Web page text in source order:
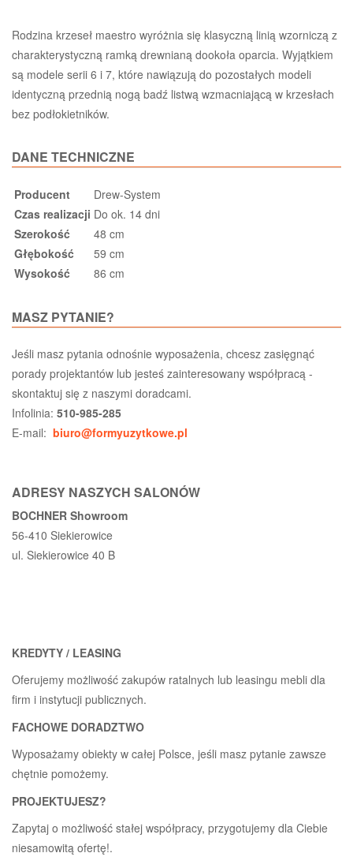
Rodzina krzeseł maestro wyróżnia się klasyczną linią wzorniczą z
charakterystyczną ramką drewnianą dookoła oparcia. Wyjątkiem
są modele serii 6 i 7, które nawiązują do pozostałych modeli
identyczną przednią nogą badź listwą wzmacniającą w krzesłach
bez podłokietników.
DANE TECHNICZNE
Producent
Drew-System
Czas realizacji Do ok. 14 dni
Szerokość
48 cm
Głębokość
59 cm
Wysokość
86 cm
MASZ PYTANIE?
Jeśli masz pytania odnośnie wyposażenia, chcesz zasięgnąć
porady projektantów lub jesteś zainteresowany współpracą -
skontaktuj się z naszymi doradcami.
Infolinia: 510-985-285
E-mail: biuro@formyuzytkowe.pl
ADRESY NASZYCH SALONÓW
BOCHNER Showroom
56-410 Siekierowice
ul. Siekierowice 40 B
KREDYTY / LEASING
Oferujemy możliwość zakupów ratalnych lub leasingu mebli dla
firm i instytucji publicznych.
FACHOWE DORADZTWO
Wyposażamy obiekty w całej Polsce, jeśli masz pytanie zawsze
chętnie pomożemy.
PROJEKTUJESZ?
Zapytaj o możliwość stałej współpracy, przygotujemy dla Ciebie
niesamowitą ofertę!.